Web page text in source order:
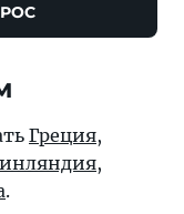
Греция,
,
.